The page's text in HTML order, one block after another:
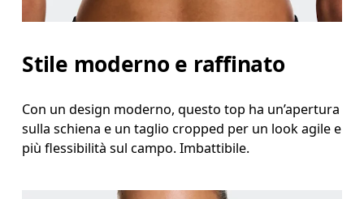
Stile moderno e raffinato
Con un design moderno, questo top ha un’apertura
sulla schiena e un taglio cropped per un look agile e
più flessibilità sul campo. Imbattibile.